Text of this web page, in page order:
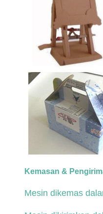
Kemasan &
Mesin dikemas